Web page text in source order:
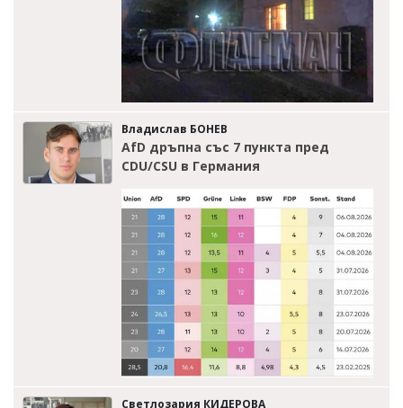
Владислав БОНЕВ
AfD дръпна със 7 пункта пред
CDU/CSU в Германия
Светлозария КИДЕРОВА